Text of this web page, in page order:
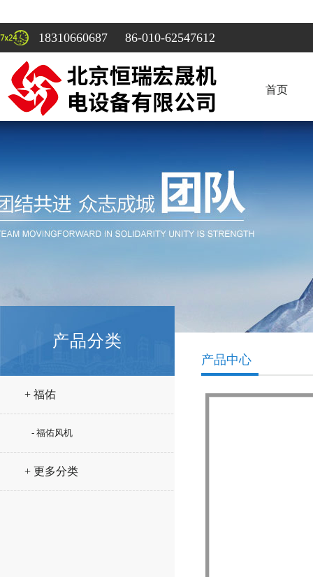
18310660687 86-010-62547612
首页
产品分类
+ 福佑
- 福佑风机
+ 更多分类
产品中心